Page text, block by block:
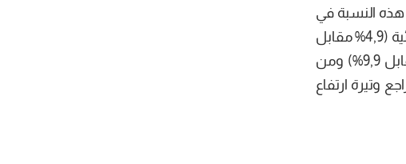
بعد ان كانت هذه النسبة في
حدود 5,4% خلال شهر أكتوبر 2020. ويعود هذا الاستقرار من ناحية الى تطور نسق ارتفاع أسعار المواد الغذائية (4,9% مقابل
4,4% خلال شهر ديسمبر) وارتفاع نسق الأسعار لمجموعة خدمات المقاهي والمطاعم والنزل (10,1% مقابل 9,9%) ومن
والتجهيزات المنزلية (4,8% مقابل 5,0%). وأيضا تراجع وتيرة ارتفاع